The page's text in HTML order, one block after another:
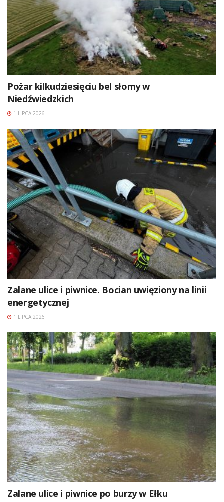
Pożar kilkudziesięciu bel słomy w
Niedźwiedzkich
1 LIPCA 2026
Zalane ulice i piwnice. Bocian uwięziony na linii
energetycznej
1 LIPCA 2026
Zalane ulice i piwnice po burzy w Ełku